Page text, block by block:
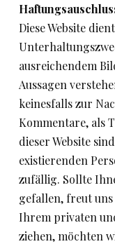
Diese Website
ausreichendem
Aussagen
keinesfalls zur
Kommentare, als
dieser Website
existierenden
zufällig. Sollte
gefallen, freut uns
Ihrem privaten
ziehen, möchten